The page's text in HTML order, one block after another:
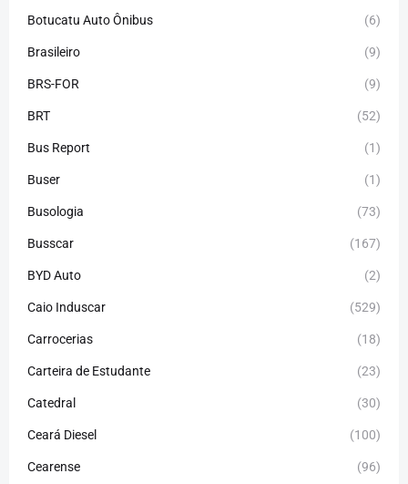
Botucatu Auto Ônibus (6)
Brasileiro (9)
BRS-FOR (9)
BRT (52)
Bus Report (1)
Buser (1)
Busologia (73)
Busscar (167)
BYD Auto (2)
Caio Induscar (529)
Carrocerias (18)
Carteira de Estudante (23)
Catedral (30)
Ceará Diesel (100)
Cearense (96)